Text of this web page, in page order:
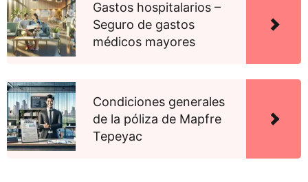
Gastos hospitalarios –
Seguro de gastos
médicos mayores
Condiciones generales
de la póliza de Mapfre
Tepeyac